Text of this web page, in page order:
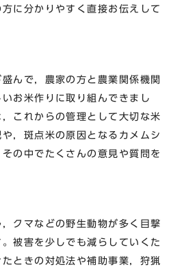
に分かりやすく直接お伝えして
んで，農家の方と農業関係機関
お米作りに取り組んできまし
これからの管理として大切な米
，斑点米の原因となるカメムシ
の中でたくさんの意見や質問を
クマなどの野生動物が多く目撃
被害を少しでも減らしていくた
ときの対処法や補助事業，狩猟